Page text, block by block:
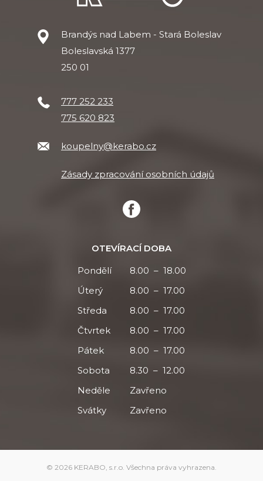
Brandýs nad Labem - Stará Boleslav
Boleslavská 1377
250 01
777 252 233
775 620 823
koupelny@kerabo.cz
Zásady zpracování osobních údajů
OTEVÍRACÍ DOBA
Pondělí
8.00 – 18.00
Úterý
8.00 – 17.00
Středa
8.00 – 17.00
Čtvrtek
8.00 – 17.00
Pátek
8.00 – 17.00
Sobota
8.30 – 12.00
Neděle
Zavřeno
Svátky
Zavřeno
© 2026 KERABO, s.r.o. Všechna práva vyhrazena.